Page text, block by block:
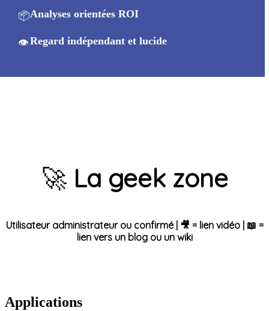
📦Analyses orientées ROI
👁️Regard indépendant et lucide
🚀 La geek zone
Utilisateur administrateur ou confirmé | 🎥 = lien vidéo | 📖 =
lien vers un blog ou un wiki
Applications